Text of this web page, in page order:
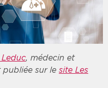
, médecin et
publiée sur le site Les